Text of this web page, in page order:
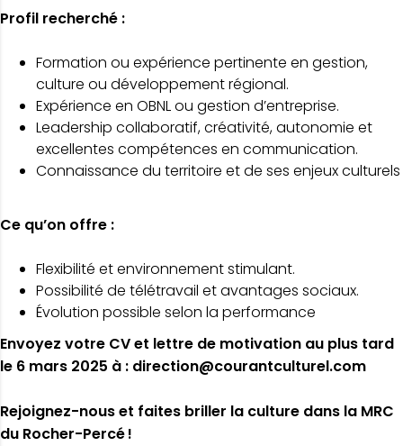
Profil recherché :
Formation ou expérience pertinente en gestion,
culture ou développement régional.
Expérience en OBNL ou gestion d’entreprise.
Leadership collaboratif, créativité, autonomie et
excellentes compétences en communication.
Connaissance du territoire et de ses enjeux culturels
Ce qu’on offre :
Flexibilité et environnement stimulant.
Possibilité de télétravail et avantages sociaux.
Évolution possible selon la performance
Envoyez votre CV et lettre de motivation au plus tard
le 6 mars 2025 à : direction@courantculturel.com
Rejoignez-nous et faites briller la culture dans la MRC
du Rocher-Percé !